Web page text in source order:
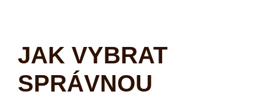
JAK VYBRAT
SPRÁVNOU